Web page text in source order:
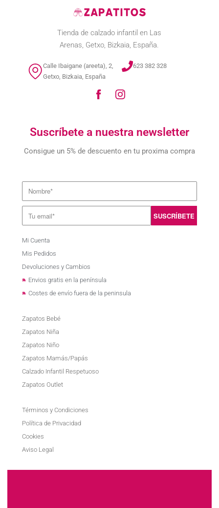
Tienda de calzado infantil en Las
Arenas, Getxo, Bizkaia, España.
Calle Ibaigane (areeta), 2,
Getxo, Bizkaia, España
623 382 328
Suscríbete a nuestra newsletter
Consigue un 5% de descuento en tu proxima compra
Mi Cuenta
Mis Pedidos
Devoluciones y Cambios
Envios gratis en la península
Costes de envío fuera de la peninsula
Zapatos Bebé
Zapatos Niña
Zapatos Niño
Zapatos Mamás/Papás
Calzado Infantil Respetuoso
Zapatos Outlet
Términos y Condiciones
Política de Privacidad
Cookies
Aviso Legal